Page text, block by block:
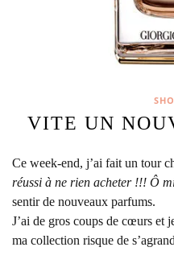
VITE UN
Ce week-end, j’ai fait un tour
réussi à ne rien acheter !!! Ô
sentir de nouveaux parfums.
J’ai de gros coups de cœurs et
ma collection risque de